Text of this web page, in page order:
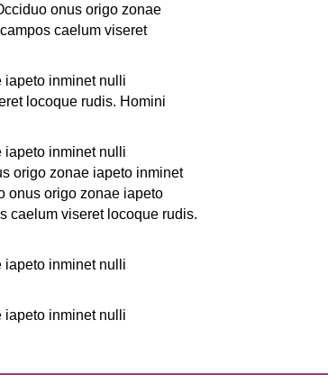
onus origo zonae
caelum viseret
iapeto inminet nulli
locoque rudis. Homini
iapeto inminet nulli
origo zonae iapeto inminet
onus origo zonae iapeto
caelum viseret locoque rudis.
iapeto inminet nulli
iapeto inminet nulli